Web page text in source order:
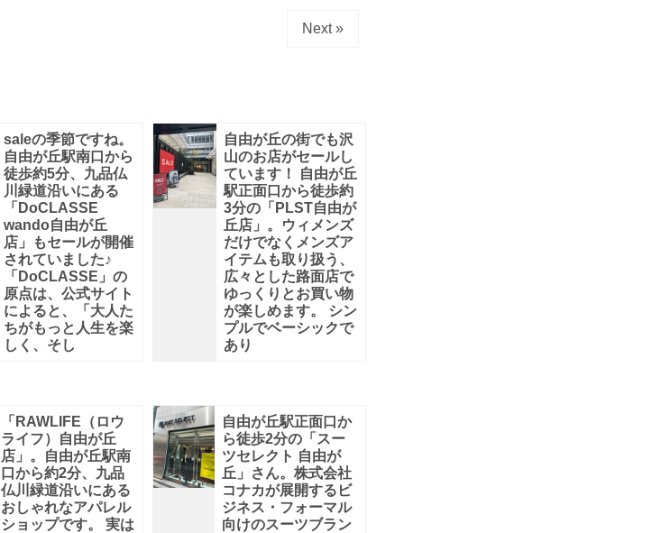
Next »
saleの季節ですね。
自由が丘駅南口から
徒歩約5分、九品仏
川緑道沿いにある
「DoCLASSE
wando自由が丘
店」もセールが開催
されていました♪
「DoCLASSE」の
原点は、公式サイト
によると、「大人た
ちがもっと人生を楽
しく、そし
自由が丘の街でも沢
山のお店がセールし
ています！ 自由が丘
駅正面口から徒歩約
3分の「PLST自由が
丘店」。ウィメンズ
だけでなくメンズア
イテムも取り扱う、
広々とした路面店で
ゆっくりとお買い物
が楽しめます。 シン
プルでベーシックで
あり
「RAWLIFE（ロウ
ライフ）自由が丘
店」。自由が丘駅南
口から約2分、九品
仏川緑道沿いにある
おしゃれなアパレル
ショップです。 実は
自由が丘駅正面口か
ら徒歩2分の「スー
ツセレクト 自由が
丘」さん。株式会社
コナカが展開するビ
ジネス・フォーマル
向けのスーツブラン